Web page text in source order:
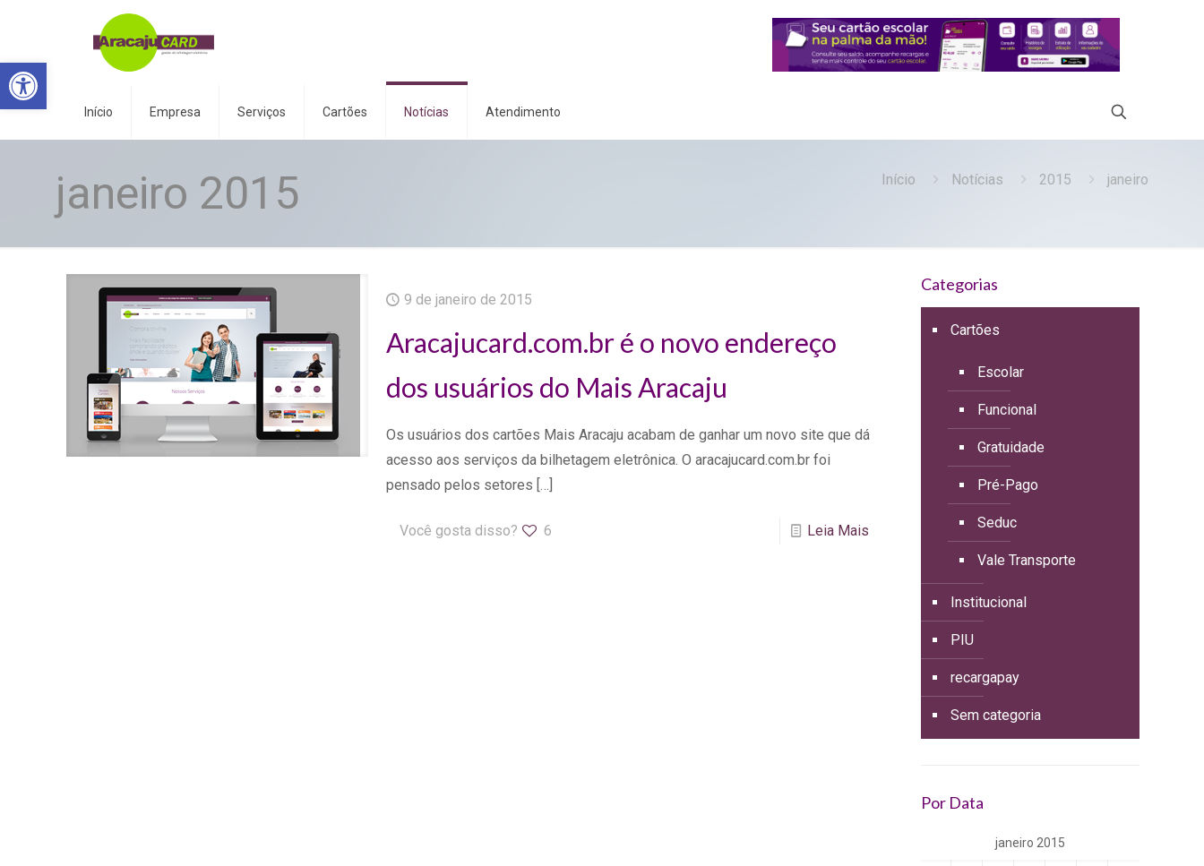
Abrir a barra de ferramentas
Início Empresa Serviços Cartões Notícias Atendimento
janeiro 2015 Início Notícias 2015 janeiro
9 de janeiro de 2015
Aracajucard.com.br é o novo endereço
dos usuários do Mais Aracaju
Os usuários dos cartões Mais Aracaju acabam de ganhar um novo site que dá
acesso aos serviços da bilhetagem eletrônica. O aracajucard.com.br foi
pensado pelos setores […]
Você gosta disso? 6 Leia Mais
Categorias
Cartões
Escolar
Funcional
Gratuidade
Pré-Pago
Seduc
Vale Transporte
Institucional
PIU
recargapay
Sem categoria
Por Data
janeiro 2015